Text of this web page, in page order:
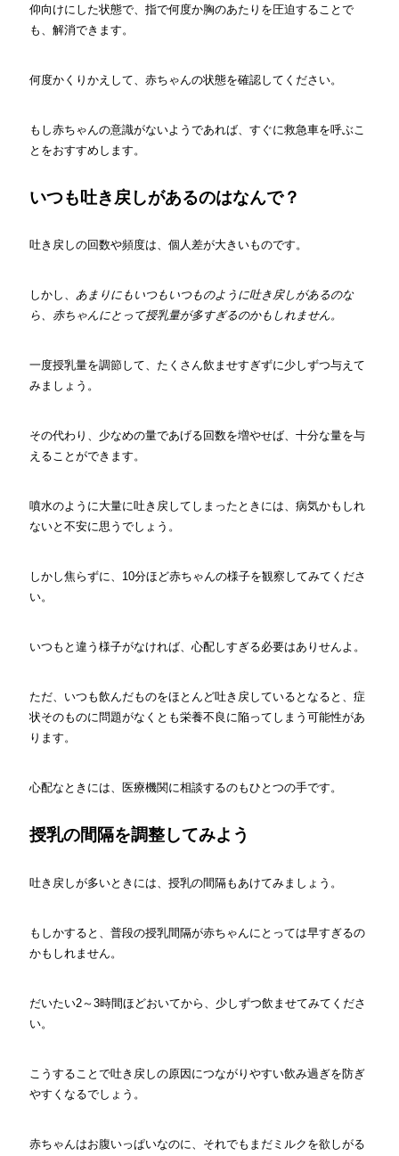
仰向けにした状態で、指で何度か胸のあたりを圧迫することで
も、解消できます。
何度かくりかえして、赤ちゃんの状態を確認してください。
もし赤ちゃんの意識がないようであれば、すぐに救急車を呼ぶこ
とをおすすめします。
いつも吐き戻しがあるのはなんで？
吐き戻しの回数や頻度は、個人差が大きいものです。
しかし、 あまりにもいつもいつものように吐き戻しがあるのな
ら、赤ちゃんにとって授乳量が多すぎるのかもしれません。
一度授乳量を調節して、たくさん飲ませすぎずに少しずつ与えて
みましょう。
その代わり、少なめの量であげる回数を増やせば、十分な量を与
えることができます。
噴水のように大量に吐き戻してしまったときには、病気かもしれ
ないと不安に思うでしょう。
しかし焦らずに、10分ほど赤ちゃんの様子を観察してみてくださ
い。
いつもと違う様子がなければ、心配しすぎる必要はありせんよ。
ただ、いつも飲んだものをほとんど吐き戻しているとなると、症
状そのものに問題がなくとも栄養不良に陥ってしまう可能性があ
ります。
心配なときには、医療機関に相談するのもひとつの手です。
授乳の間隔を調整してみよう
吐き戻しが多いときには、授乳の間隔もあけてみましょう。
もしかすると、普段の授乳間隔が赤ちゃんにとっては早すぎるの
かもしれません。
だいたい2～3時間ほどおいてから、少しずつ飲ませてみてくださ
い。
こうすることで吐き戻しの原因につながりやすい飲み過ぎを防ぎ
やすくなるでしょう。
赤ちゃんはお腹いっぱいなのに、それでもまだミルクを欲しがる